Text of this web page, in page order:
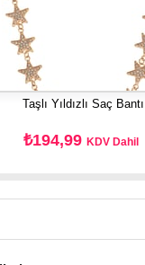
Taşlı Yıldızlı Saç Bantı
₺194,99KDV Dahil